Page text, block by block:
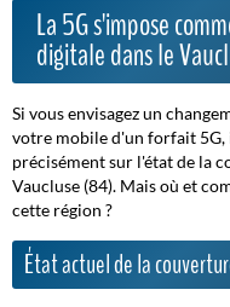
La 5G s'impose
digitale dans le
Si vous envisagez un
votre mobile d'un forfait 5G,
précisément sur l'état de la
Vaucluse (84). Mais où et
cette région ?
État actuel de la